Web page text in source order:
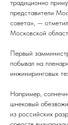
традиционно
представители
совета», —
Московской
Первый
побывал на
инжиниринговых
Например,
шнековый
из российских